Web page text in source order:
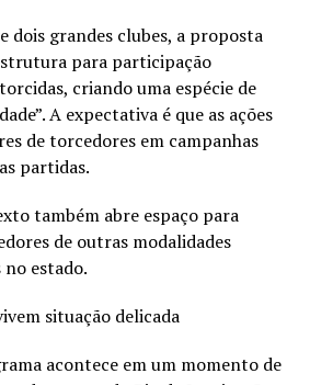
grandes clubes, a proposta
para participação
criando uma espécie de
A expectativa é que as ações
de torcedores em campanhas
partidas.
também abre espaço para
de outras modalidades
estado.
situação delicada
acontece em um momento de